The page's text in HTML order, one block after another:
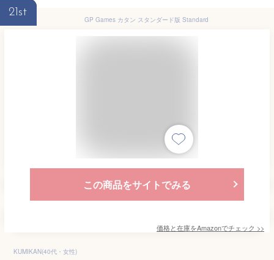
21st
GP Games カタン スタンダード版 Standard
この商品をサイトでみる
価格と在庫をAmazonでチェック >>
KUMIKAN(40代・女性)